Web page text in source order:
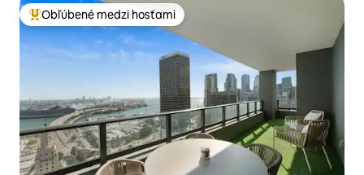
Najobľúbenejšie medzi hosťami
Obľúbené medzi hosťami